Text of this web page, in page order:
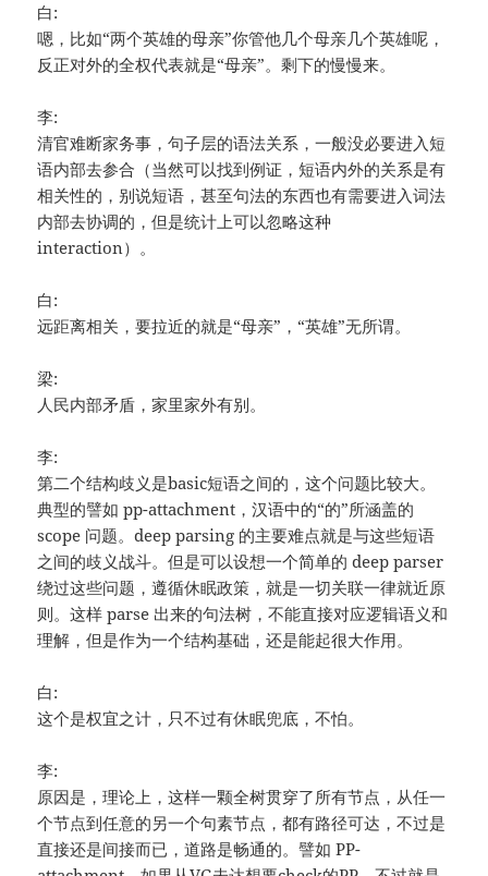
白:
嗯，比如“两个英雄的母亲”你管他几个母亲几个英雄呢，
反正对外的全权代表就是“母亲”。剩下的慢慢来。
李:
清官难断家务事，句子层的语法关系，一般没必要进入短
语内部去参合（当然可以找到例证，短语内外的关系是有
相关性的，别说短语，甚至句法的东西也有需要进入词法
内部去协调的，但是统计上可以忽略这种
interaction）。
白:
远距离相关，要拉近的就是“母亲”，“英雄”无所谓。
梁:
人民内部矛盾，家里家外有别。
李:
第二个结构歧义是basic短语之间的，这个问题比较大。
典型的譬如 pp-attachment，汉语中的“的”所涵盖的
scope 问题。deep parsing 的主要难点就是与这些短语
之间的歧义战斗。但是可以设想一个简单的 deep parser
绕过这些问题，遵循休眠政策，就是一切关联一律就近原
则。这样 parse 出来的句法树，不能直接对应逻辑语义和
理解，但是作为一个结构基础，还是能起很大作用。
白:
这个是权宜之计，只不过有休眠兜底，不怕。
李:
原因是，理论上，这样一颗全树贯穿了所有节点，从任一
个节点到任意的另一个句素节点，都有路径可达，不过是
直接还是间接而已，道路是畅通的。譬如 PP-